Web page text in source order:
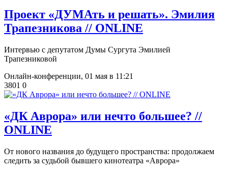
​Проект «ДУМАть и решать». Эмилия
Трапезникова // ONLINE
Интервью с депутатом Думы Сургута Эмилией
Трапезниковой
Онлайн-конференции, 01 мая в 11:21
3801 0
​«ДК Аврора» или нечто большее? //
ONLINE
От нового названия до будущего пространства: продолжаем
следить за судьбой бывшего кинотеатра «Аврора»